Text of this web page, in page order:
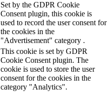
Set by the GDPR Cookie
Consent plugin, this cookie is
used to record the user consent for
the cookies in the
"Advertisement" category .
This cookie is set by GDPR
Cookie Consent plugin. The
cookie is used to store the user
consent for the cookies in the
category "Analytics".